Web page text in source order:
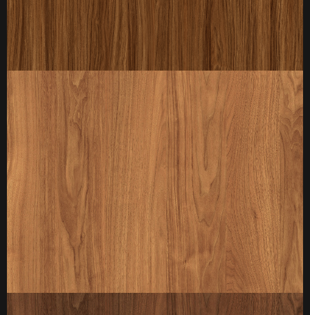
厚度：3-25mm
标准规格：